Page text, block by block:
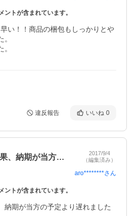
トが含まれています。
い！！商品の梱包もしっかりとや
違反報告 いいね 0
連休前に注文した結果、納期が当方の予定…
2017/9/4
（編集済み）
aro********さん
トが含まれています。
納期が当方の予定より遅れました